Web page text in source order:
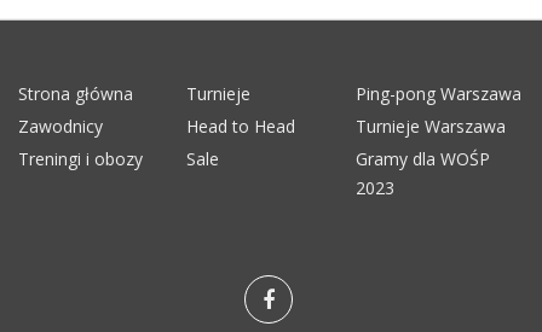
Strona główna Turnieje
Ping-pong Warszawa
Zawodnicy
Head to Head
Turnieje Warszawa
Treningi i obozy
Sale
Gramy dla WOŚP
2023